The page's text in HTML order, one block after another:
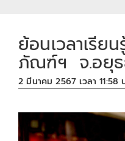
ย้อนเวลาเรี
ภัณฑ์ฯ จ.อยุธ
2 มีนาคม 2567 เวลา 11:58